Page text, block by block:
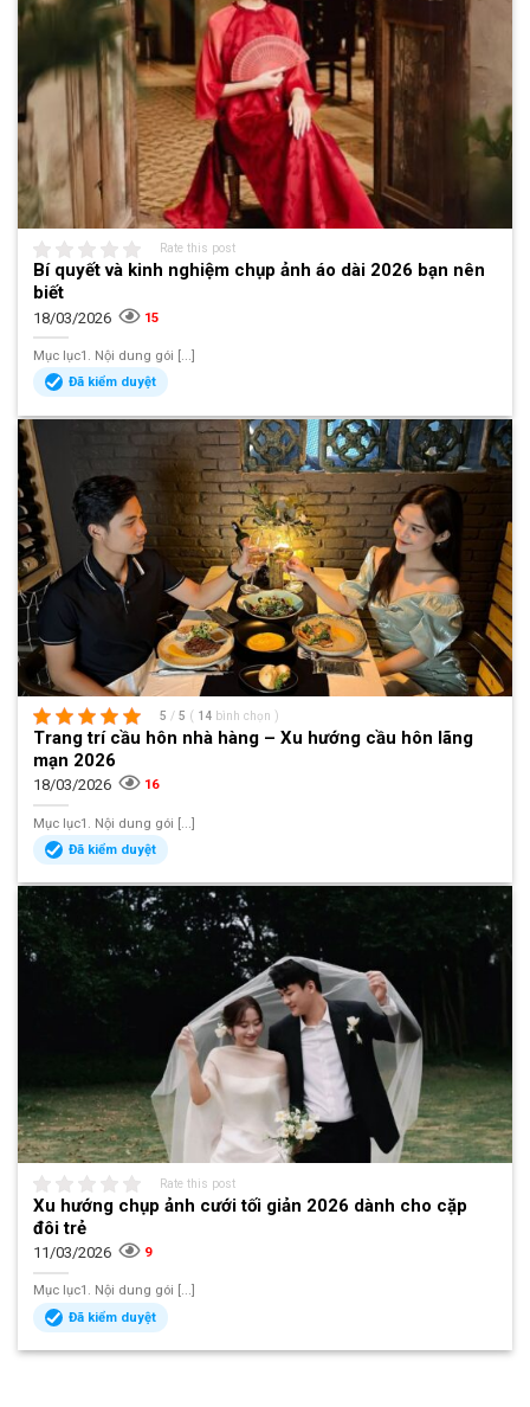
Rate this post
Bí quyết và kinh nghiệm chụp ảnh áo dài 2026 bạn nên
biết
18/03/2026 15
Mục lục1. Nội dung gói [...]
Đã kiểm duyệt
5 / 5 ( 14 bình chọn )
Trang trí cầu hôn nhà hàng – Xu hướng cầu hôn lãng
mạn 2026
18/03/2026 16
Mục lục1. Nội dung gói [...]
Đã kiểm duyệt
Rate this post
Xu hướng chụp ảnh cưới tối giản 2026 dành cho cặp
đôi trẻ
11/03/2026 9
Mục lục1. Nội dung gói [...]
Đã kiểm duyệt